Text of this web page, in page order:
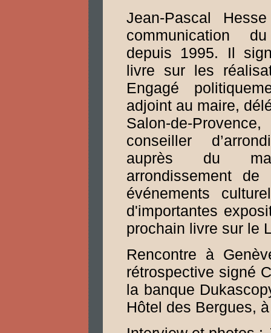
Jean-Pascal
communication
depuis 1995. Il
livre sur les
Engagé
adjoint au maire,
Salon-de-
conseiller
auprès du
arrondissement
événements
d'importantes
prochain livre sur le
Rencontre à
rétrospective signé
la banque
Hôtel des Bergues,